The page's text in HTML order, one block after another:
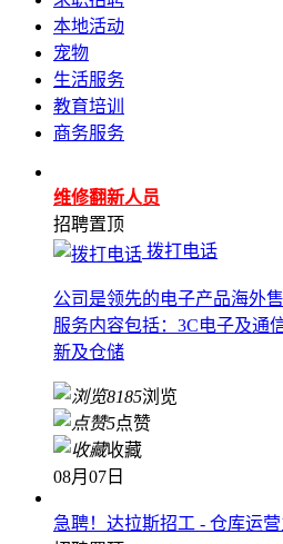
本地活动
宠物
生活服务
教育培训
商务服务
维修翻新人员
招聘置顶
拨打电话
公司是领先的电子产品海外
服务内容包括：3C电子及通
新及仓储
8185浏览
5点赞
收藏
08月07日
急聘！达拉斯招工 - 仓库运